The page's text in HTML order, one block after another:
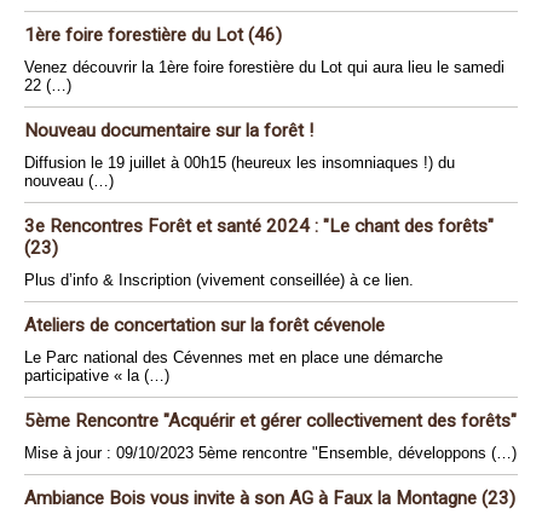
1ère foire forestière du Lot (46)
Venez découvrir la 1ère foire forestière du Lot qui aura lieu le samedi
22 (…)
Nouveau documentaire sur la forêt !
Diffusion le 19 juillet à 00h15 (heureux les insomniaques !) du
nouveau (…)
3e Rencontres Forêt et santé 2024 : "Le chant des forêts"
(23)
Plus d’info & Inscription (vivement conseillée) à ce lien.
Ateliers de concertation sur la forêt cévenole
Le Parc national des Cévennes met en place une démarche
participative « la (…)
5ème Rencontre "Acquérir et gérer collectivement des forêts"
Mise à jour : 09/10/2023 5ème rencontre "Ensemble, développons (…)
Ambiance Bois vous invite à son AG à Faux la Montagne (23)